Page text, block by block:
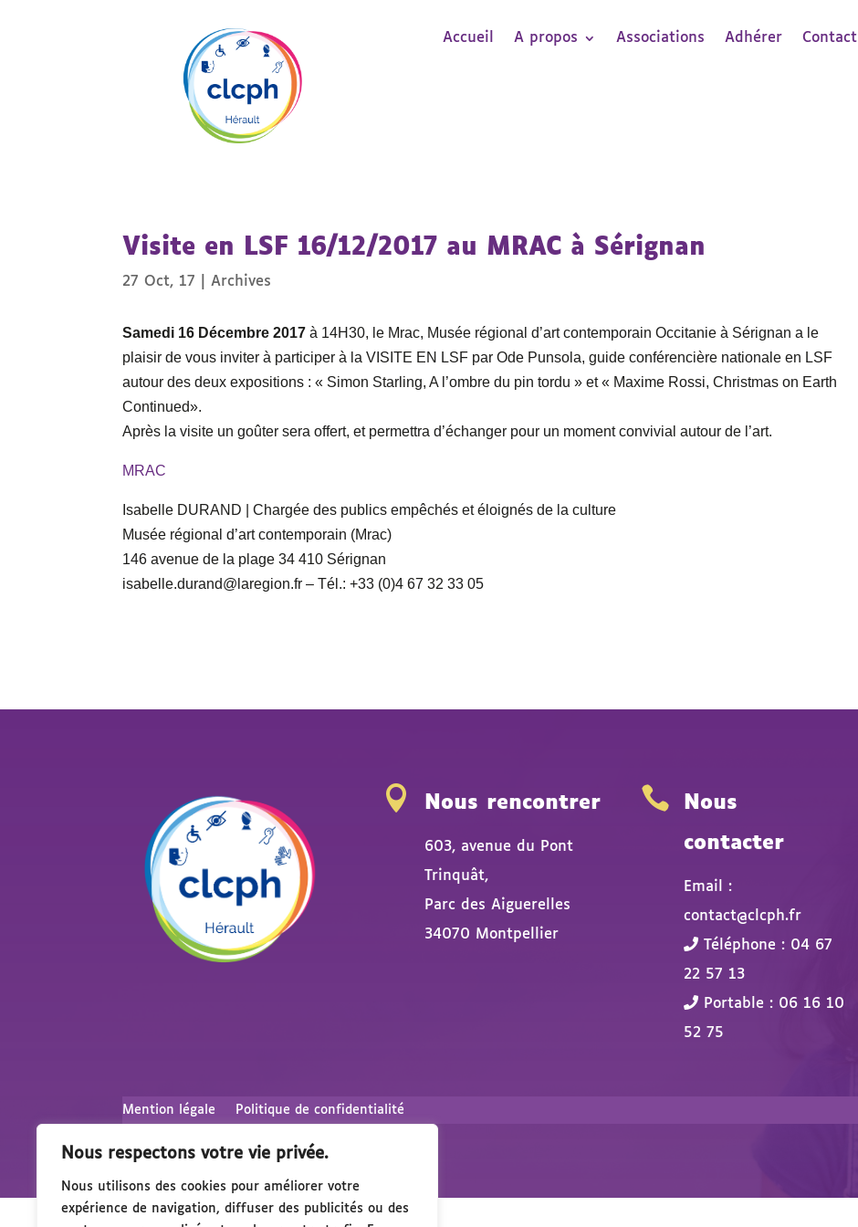
Nous respectons votre vie privée.
Nous utilisons des cookies pour améliorer votre
expérience de navigation, diffuser des publicités ou des
Accueil A propos Associations Adhérer Contact
Visite en LSF 16/12/2017 au MRAC à Sérignan
27 Oct, 17 |Archives
Samedi 16 Décembre 2017 à 14H30, le Mrac, Musée régional d’art contemporain Occitanie à Sérignan a le
plaisir de vous inviter à participer à la VISITE EN LSF par Ode Punsola, guide conférencière nationale en LSF
autour des deux expositions : « Simon Starling, A l’ombre du pin tordu » et « Maxime Rossi, Christmas on Earth
Continued».
Après la visite un goûter sera offert, et permettra d’échanger pour un moment convivial autour de l’art.
MRAC
Isabelle DURAND | Chargée des publics empêchés et éloignés de la culture
Musée régional d’art contemporain (Mrac)
146 avenue de la plage 34 410 Sérignan
isabelle.durand@laregion.fr – Tél.: +33 (0)4 67 32 33 05
 Nous rencontrer
603, avenue du Pont
Trinquât,
Parc des Aiguerelles
34070 Montpellier

Nous
contacter
Email :
contact@clcph.fr
Téléphone : 04 67
22 57 13
Portable : 06 16 10
52 75
Mention légale Politique de confidentialité